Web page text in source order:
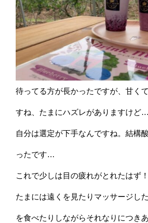
待ってる方が長かったですが、甘く
すね、たまにハズレがありますけど…
自分は選定が下手なんですね。結構
ったです…
これで少しは目の疲れがとれたはず！
たまには遠くを見たりマッサージし
を食べたりしながらそれなりにつき